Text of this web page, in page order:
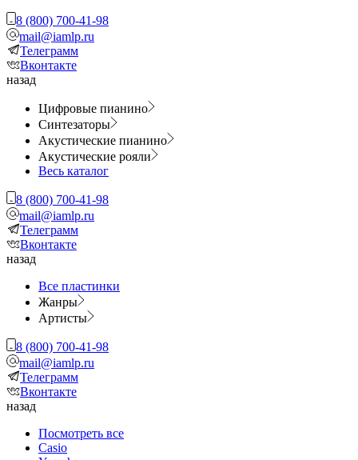
8 (800) 700-41-98
mail@iamlp.ru
Телеграмм
Вконтакте
назад
Цифровые пианино
Синтезаторы
Акустические пианино
Акустические рояли
Весь каталог
8 (800) 700-41-98
mail@iamlp.ru
Телеграмм
Вконтакте
назад
Все пластинки
Жанры
Артисты
8 (800) 700-41-98
mail@iamlp.ru
Телеграмм
Вконтакте
назад
Посмотреть все
Casio